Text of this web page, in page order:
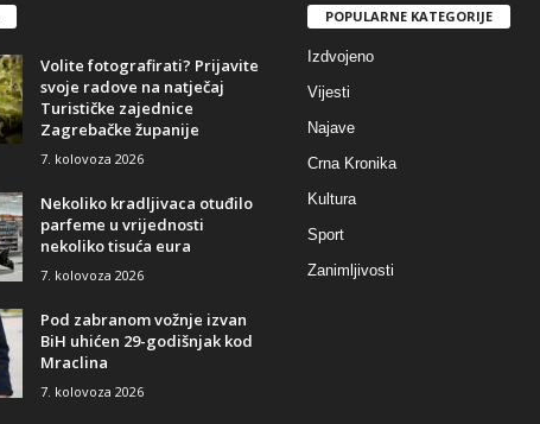
Volite fotografirati? Prijavite
svoje radove na natječaj
Turističke zajednice
Zagrebačke županije
7. kolovoza 2026
Nekoliko kradljivaca otuđilo
parfeme u vrijednosti
nekoliko tisuća eura
7. kolovoza 2026
Pod zabranom vožnje izvan
BiH uhićen 29-godišnjak kod
Mraclina
7. kolovoza 2026
POPULARNE KATEGORIJE
Izdvojeno
Vijesti
Najave
Crna Kronika
Kultura
Sport
Zanimljivosti